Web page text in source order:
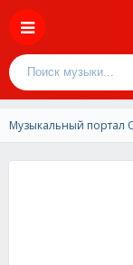
Музыкальный портал